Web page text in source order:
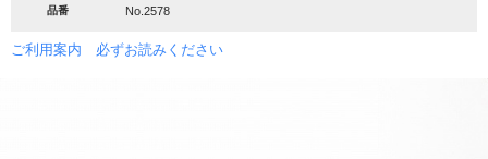
品番 No.2578
ご利用案内 必ずお読みください